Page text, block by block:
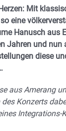
Mit
eine
Hanusch aus
Jahren und
diese
aus Amerang
Konzerts
Integrations-